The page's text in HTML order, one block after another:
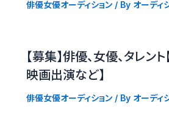
俳優女優オーディション/ By オーディ
【募集】俳優、女優、タレン
映画出演など】
俳優女優オーディション/ By オーディ